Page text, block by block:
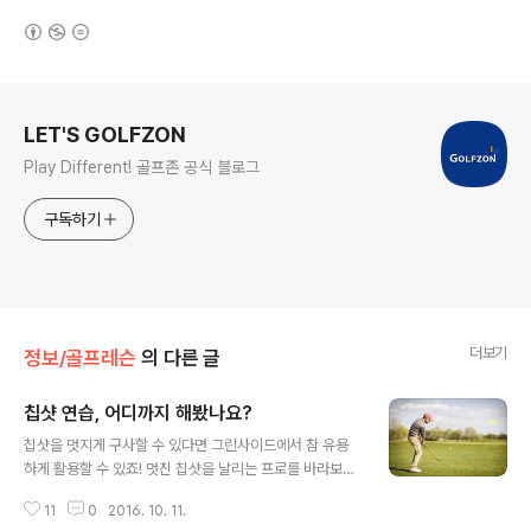
LET'S GOLFZON
Play Different! 골프존 공식 블로그
구독하기
정보/골프레슨 의 다른 글 더보기
칩샷 연습, 어디까지 해봤나요?
칩샷을 멋지게 구사할 수 있다면 그린사이드에서 참 유용
하게 활용할 수 있죠! 멋진 칩샷을 날리는 프로를 바라보며
을 위한 팁을 준비했어요. 아무리 연습해도 늘지 않는 칩샷
11 0 2016. 10. 11.